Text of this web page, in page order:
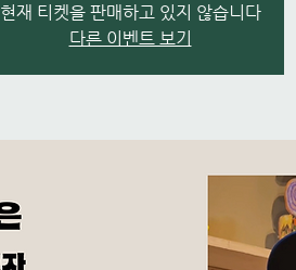
현재 티켓을 판매하고 있지 않습니다
다른 이벤트 보기